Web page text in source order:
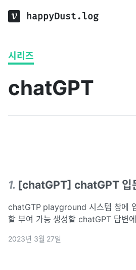
happyDust.log
시리즈
chatGPT
1. [chatGPT] chatGPT 입
chatGTP playground 시스템 창에
할 부여 가능 생성할 chatGPT 답변
인 방법을 활용하여 대답할 수 있게끔
2023년 3월 27일